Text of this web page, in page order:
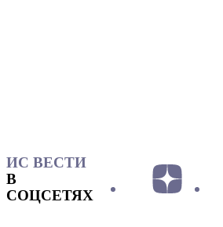
ИС ВЕСТИ
В
СОЦСЕТЯХ